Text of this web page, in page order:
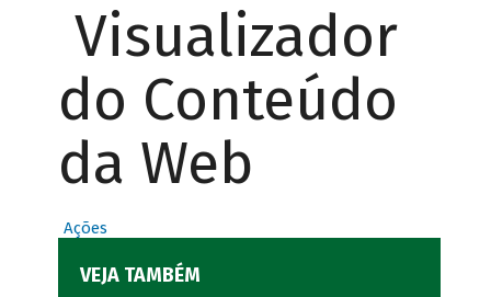
Visualizador
do Conteúdo
da Web
Ações
VEJA TAMBÉM